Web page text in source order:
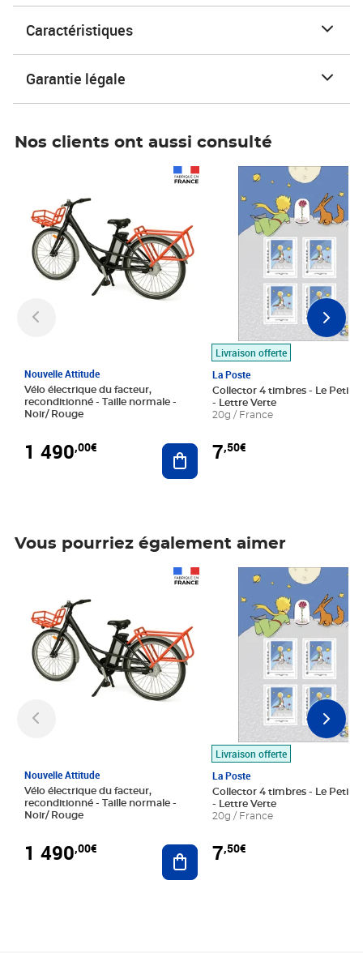
Caractéristiques
Garantie légale
Nos clients ont aussi consulté
Nouvelle Attitude
Vélo électrique du facteur,
reconditionné - Taille normale -
Noir/ Rouge
1 490,00€ Ajouter au panier
Livraison offerte
La Poste
Collector 4 timbres - Le Petit
- Lettre Verte
20g / France
7,50€
Prix 7,50€
Vous pourriez également aimer
Nouvelle Attitude
Vélo électrique du facteur,
reconditionné - Taille normale -
Noir/ Rouge
1 490,00€ Ajouter au panier
Livraison offerte
La Poste
Collector 4 timbres - Le Petit
- Lettre Verte
20g / France
7,50€
Prix 7,50€